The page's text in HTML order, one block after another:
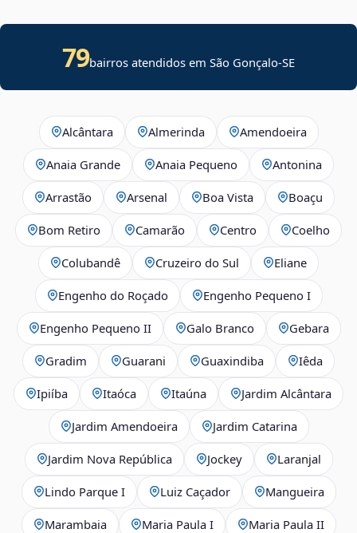
79bairros atendidos emSão Gonçalo-SE
Alcântara Almerinda Amendoeira
Anaia Grande Anaia Pequeno Antonina
Arrastão Arsenal Boa Vista Boaçu
Bom Retiro Camarão Centro Coelho
Colubandê Cruzeiro do Sul Eliane
Engenho do Roçado Engenho Pequeno I
Engenho Pequeno II Galo Branco Gebara
Gradim Guarani Guaxindiba Iêda
Ipiíba Itaóca Itaúna Jardim Alcântara
Jardim Amendoeira Jardim Catarina
Jardim Nova República Jockey Laranjal
Lindo Parque I Luiz Caçador Mangueira
Marambaia Maria Paula I Maria Paula II